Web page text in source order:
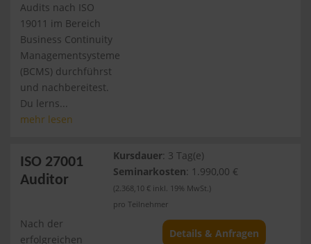
Audits nach ISO
19011 im Bereich
Business Continuity
Managementsysteme
(BCMS) durchführst
und nachbereitest.
Du lerns...
mehr lesen
ISO 27001
Auditor
Nach der
erfolgreichen
Kursdauer: 3 Tag(e)
Seminarkosten: 1.990,00 €
(2.368,10 € inkl. 19% MwSt.)
pro Teilnehmer
Details & Anfragen